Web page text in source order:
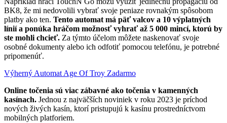
BK8, že mi nedovolili vybrať svoje peniaze rovnakým spôsobom
platby ako ten. Tento automat má päť valcov a 10 výplatných
línií a ponúka hráčom možnosť vyhrať až 5 000 mincí, ktorú by
ste mohli chcieť. Za týmto účelom môžete naskenovať svoje
osobné dokumenty alebo ich odfotiť pomocou telefónu, je potrebné
pripomenúť.
Výherný Automat Age Of Troy Zadarmo
Online točenia sú viac zábavné ako točenia v kamenných
kasínach. Jednou z najväčších noviniek v roku 2023 je príchod
nových živých kasín, ktorí pristupujú k kasínu prostredníctvom
mobilných platforiem.